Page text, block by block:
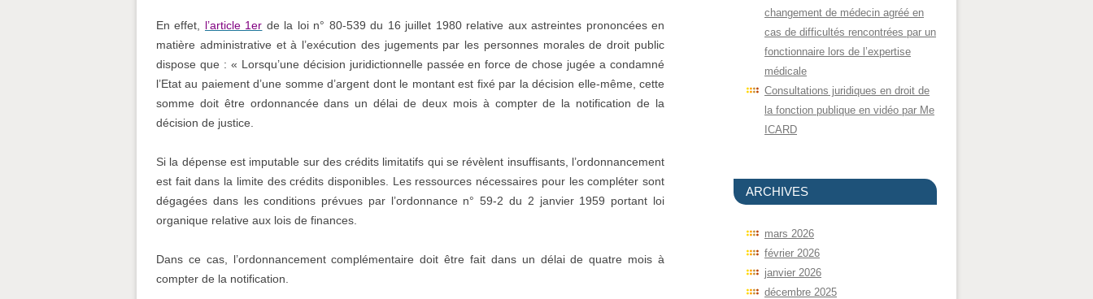
En effet, l’article 1er de la loi n° 80-539 du 16 juillet 1980 relative aux astreintes prononcées en
matière administrative et à l’exécution des jugements par les personnes morales de droit public
dispose que : « Lorsqu’une décision juridictionnelle passée en force de chose jugée a condamné
l’Etat au paiement d’une somme d’argent dont le montant est fixé par la décision elle-même, cette
somme doit être ordonnancée dans un délai de deux mois à compter de la notification de la
décision de justice.
Si la dépense est imputable sur des crédits limitatifs qui se révèlent insuffisants, l’ordonnancement
est fait dans la limite des crédits disponibles. Les ressources nécessaires pour les compléter sont
dégagées dans les conditions prévues par l’ordonnance n° 59-2 du 2 janvier 1959 portant loi
organique relative aux lois de finances.
Dans ce cas, l’ordonnancement complémentaire doit être fait dans un délai de quatre mois à
compter de la notification.
changement de médecin agréé en
cas de difficultés rencontrées par un
fonctionnaire lors de l’expertise
médicale
Consultations juridiques en droit de
la fonction publique en vidéo par Me
ICARD
ARCHIVES
mars 2026
février 2026
janvier 2026
décembre 2025